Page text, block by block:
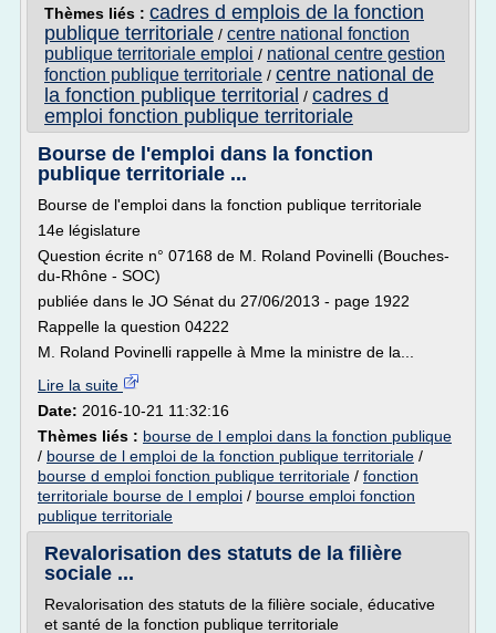
Thèmes liés : cadres d emplois de la fonction
publique territoriale / centre national fonction
publique territoriale emploi / national centre gestion
fonction publique territoriale / centre national de
la fonction publique territorial / cadres d
emploi fonction publique territoriale
Bourse de l'emploi dans la fonction
publique territoriale ...
Bourse de l'emploi dans la fonction publique territoriale
14e législature
Question écrite n° 07168 de M. Roland Povinelli (Bouches-
du-Rhône - SOC)
publiée dans le JO Sénat du 27/06/2013 - page 1922
Rappelle la question 04222
M. Roland Povinelli rappelle à Mme la ministre de la...
Lire la suite
Date: 2016-10-21 11:32:16
Thèmes liés : bourse de l emploi dans la fonction publique
/ bourse de l emploi de la fonction publique territoriale /
bourse d emploi fonction publique territoriale / fonction
territoriale bourse de l emploi / bourse emploi fonction
publique territoriale
Revalorisation des statuts de la filière
sociale ...
Revalorisation des statuts de la filière sociale, éducative
et santé de la fonction publique territoriale